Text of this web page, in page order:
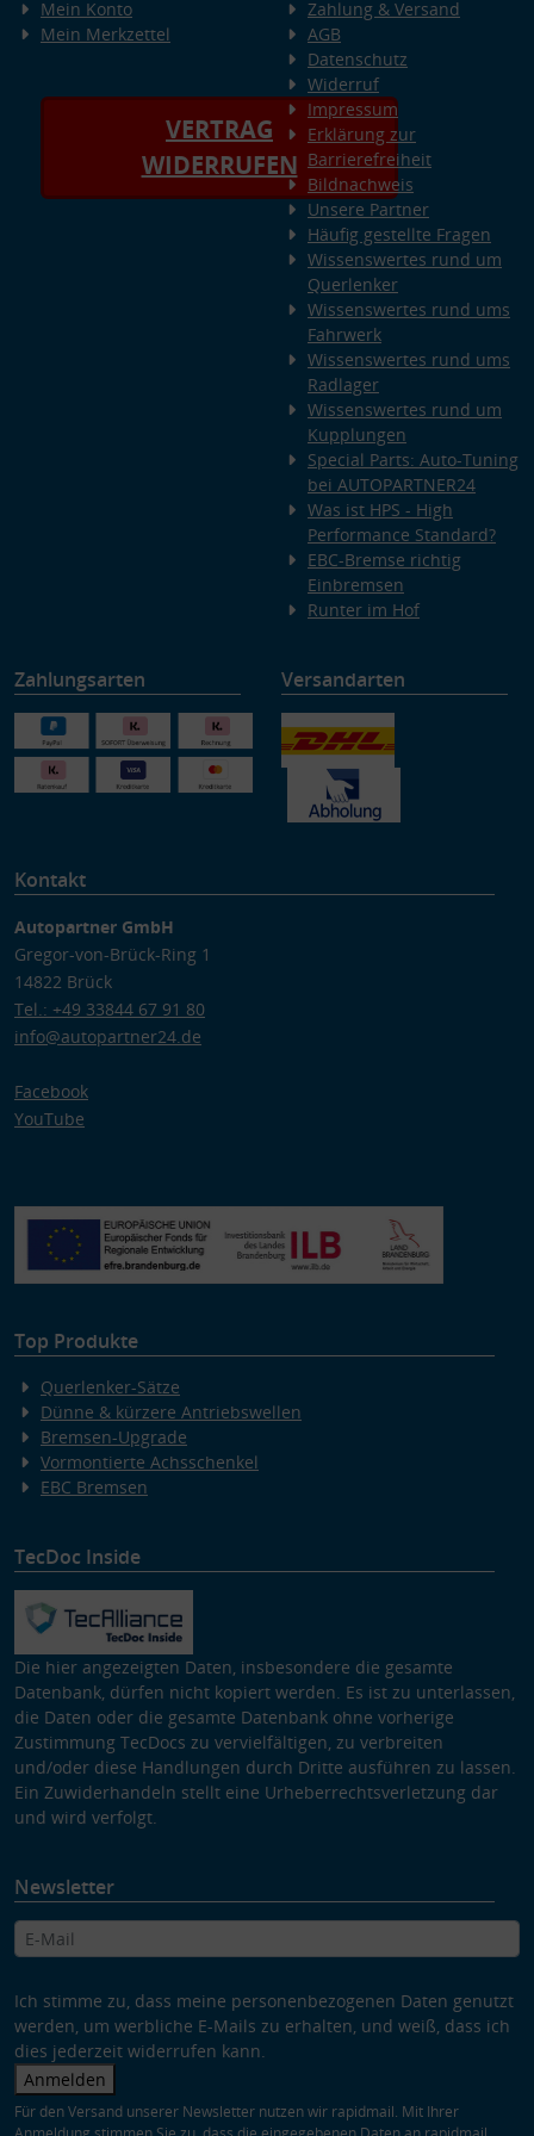
Mein Konto
Mein Merkzettel
VERTRAG
WIDERRUFEN
Zahlung & Versand
AGB
Datenschutz
Widerruf
Impressum
Erklärung zur
Barrierefreiheit
Bildnachweis
Unsere Partner
Häufig gestellte Fragen
Wissenswertes rund um
Querlenker
Wissenswertes rund ums
Fahrwerk
Wissenswertes rund ums
Radlager
Wissenswertes rund um
Kupplungen
Special Parts: Auto-Tuning
bei AUTOPARTNER24
Was ist HPS - High
Performance Standard?
EBC-Bremse richtig
Einbremsen
Runter im Hof
Zahlungsarten Versandarten
Kontakt
Autopartner GmbH
Gregor-von-Brück-Ring 1
14822 Brück
Tel.: +49 33844 67 91 80
info@autopartner24.de
Facebook
YouTube
Top Produkte
Querlenker-Sätze
Dünne & kürzere Antriebswellen
Bremsen-Upgrade
Vormontierte Achsschenkel
EBC Bremsen
TecDoc Inside
Die hier angezeigten Daten, insbesondere die gesamte
Datenbank, dürfen nicht kopiert werden. Es ist zu unterlassen,
die Daten oder die gesamte Datenbank ohne vorherige
Zustimmung TecDocs zu vervielfältigen, zu verbreiten
und/oder diese Handlungen durch Dritte ausführen zu lassen.
Ein Zuwiderhandeln stellt eine Urheberrechtsverletzung dar
und wird verfolgt.
Newsletter
Ich stimme zu, dass meine personenbezogenen Daten genutzt
werden, um werbliche E-Mails zu erhalten, und weiß, dass ich
dies jederzeit widerrufen kann.
Anmelden
Für den Versand unserer Newsletter nutzen wir rapidmail. Mit Ihrer